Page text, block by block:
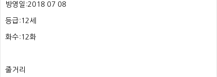
방영일:2018 07 08
등급: 12세
화수:12화
줄거리